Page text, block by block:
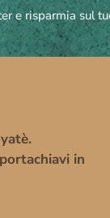
e risparmia sul
in